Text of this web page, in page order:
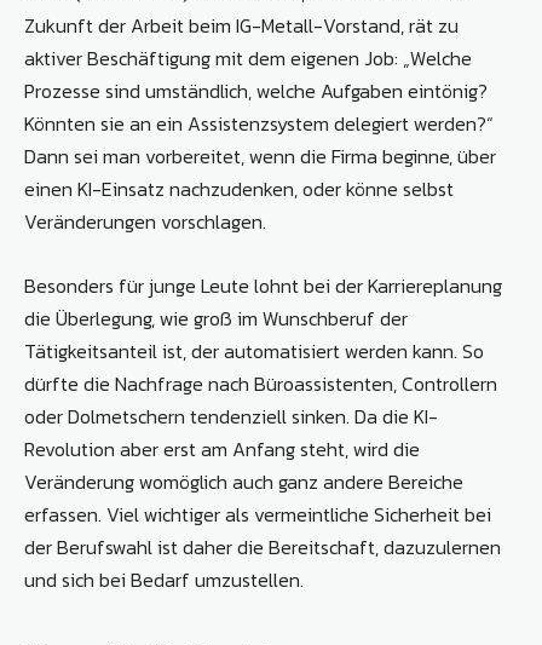
Zukunft der Arbeit beim IG-Metall-Vorstand, rät zu
aktiver Beschäftigung mit dem eigenen Job: „Welche
Prozesse sind umständlich, welche Aufgaben eintönig?
Könnten sie an ein Assistenzsystem delegiert werden?“
Dann sei man vorbereitet, wenn die Firma beginne, über
einen KI-Einsatz nachzudenken, oder könne selbst
Veränderungen vorschlagen.
Besonders für junge Leute lohnt bei der Karriereplanung
die Überlegung, wie groß im Wunschberuf der
Tätigkeitsanteil ist, der automatisiert werden kann. So
dürfte die Nachfrage nach Büroassistenten, Controllern
oder Dolmetschern tendenziell sinken. Da die KI-
Revolution aber erst am Anfang steht, wird die
Veränderung womöglich auch ganz andere Bereiche
erfassen. Viel wichtiger als vermeintliche Sicherheit bei
der Berufswahl ist daher die Bereitschaft, dazuzulernen
und sich bei Bedarf umzustellen.